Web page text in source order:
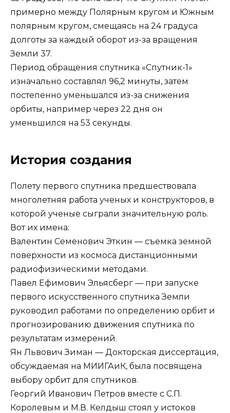
примерно между Полярным кругом и Южным
полярным кругом, смещаясь на 24 градуса
долготы за каждый оборот из-за вращения
Земли 37.
Период обращения спутника «Спутник-1»
изначально составлял 96,2 минуты, затем
постепенно уменьшался из-за снижения
орбиты, например через 22 дня он
уменьшился на 53 секунды.
История создания
Полету первого спутника предшествовала
многолетняя работа ученых и конструкторов, в
которой ученые сыграли значительную роль.
Вот их имена:
Валентин Семенович Эткин — съемка земной
поверхности из космоса дистанционными
радиофизическими методами.
Павел Ефимович Эльясберг — при запуске
первого искусственного спутника Земли
руководил работами по определению орбит и
прогнозированию движения спутника по
результатам измерений.
Ян Львович Зиман — Докторская диссертация,
обсуждаемая на МИИГАиК, была посвящена
выбору орбит для спутников.
Георгий Иванович Петров вместе с С.П.
Королевым и М.В. Келдыш стоял у истоков